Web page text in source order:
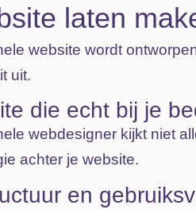
laten
website wordt
uit.
die echt bij je
webdesigner kijkt niet
achter je website.
en